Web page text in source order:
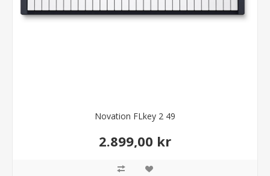
Novation FLkey 2 49
2.899,00 kr